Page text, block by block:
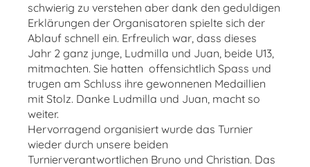
schwierig zu verstehen aber dank den geduldigen
Erklärungen der Organisatoren spielte sich der
Ablauf schnell ein. Erfreulich war, dass dieses
Jahr 2 ganz junge, Ludmilla und Juan, beide U13,
mitmachten. Sie hatten offensichtlich Spass und
trugen am Schluss ihre gewonnenen Medaillien
mit Stolz. Danke Ludmilla und Juan, macht so
weiter.
Hervorragend organisiert wurde das Turnier
wieder durch unsere beiden
Turnierverantwortlichen Bruno und Christian. Das